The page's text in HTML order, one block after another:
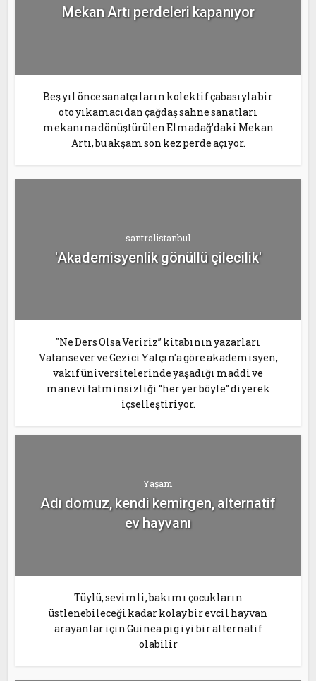
Mekan Artı perdeleri kapanıyor
Beş yıl önce sanatçıların kolektif çabasıyla bir
oto yıkamacıdan çağdaş sahne sanatları
mekanına dönüştürülen Elmadağ’daki Mekan
Artı, bu akşam son kez perde açıyor.
santralistanbul
'Akademisyenlik gönüllü çilecilik'
"Ne Ders Olsa Veririz” kitabının yazarları
Vatansever ve Gezici Yalçın'a göre akademisyen,
vakıf üniversitelerinde yaşadığı maddi ve
manevi tatminsizliği “her yer böyle” diyerek
içselleştiriyor.
Yaşam
Adı domuz, kendi kemirgen, alternatif
ev hayvanı
Tüylü, sevimli, bakımı çocukların
üstlenebileceği kadar kolay bir evcil hayvan
arayanlar için Guinea pig iyi bir alternatif
olabilir